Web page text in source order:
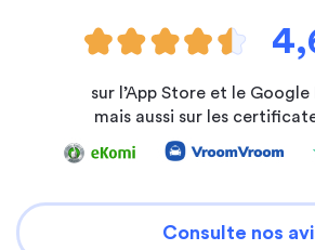
sur l’App Store et le Google
mais aussi sur les
Consulte nos